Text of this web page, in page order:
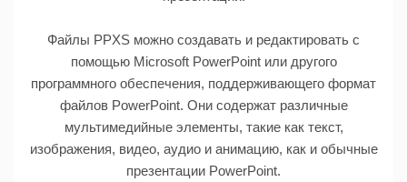
Файлы PPXS можно создавать и редактировать с
помощью Microsoft PowerPoint или другого
программного обеспечения, поддерживающего формат
файлов PowerPoint. Они содержат различные
мультимедийные элементы, такие как текст,
изображения, видео, аудио и анимацию, как и обычные
презентации PowerPoint.